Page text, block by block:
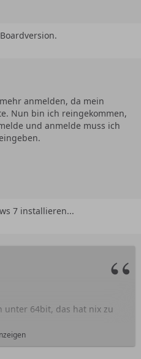
anmelden, da mein
Nun bin ich reingekommen,
und anmelde muss ich
7 installieren...
unter 64bit, das hat nix zu